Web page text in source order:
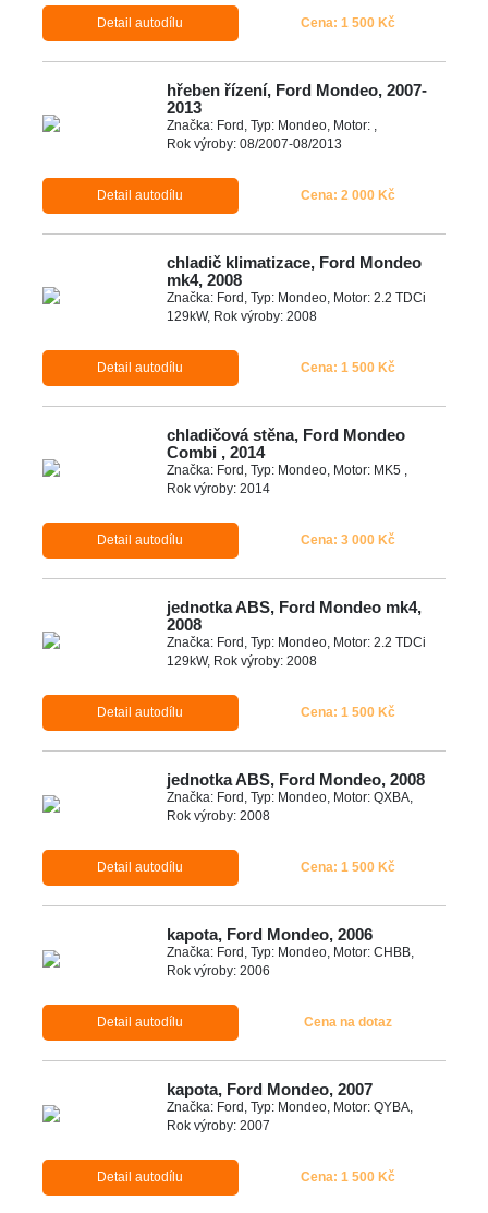
Detail autodílu Cena: 1 500 Kč
hřeben řízení, Ford Mondeo, 2007-
2013
Značka: Ford, Typ: Mondeo, Motor: ,
Rok výroby: 08/2007-08/2013
Detail autodílu Cena: 2 000 Kč
chladič klimatizace, Ford Mondeo
mk4, 2008
Značka: Ford, Typ: Mondeo, Motor: 2.2 TDCi
129kW, Rok výroby: 2008
Detail autodílu Cena: 1 500 Kč
chladičová stěna, Ford Mondeo
Combi , 2014
Značka: Ford, Typ: Mondeo, Motor: MK5 ,
Rok výroby: 2014
Detail autodílu Cena: 3 000 Kč
jednotka ABS, Ford Mondeo mk4,
2008
Značka: Ford, Typ: Mondeo, Motor: 2.2 TDCi
129kW, Rok výroby: 2008
Detail autodílu Cena: 1 500 Kč
jednotka ABS, Ford Mondeo, 2008
Značka: Ford, Typ: Mondeo, Motor: QXBA,
Rok výroby: 2008
Detail autodílu Cena: 1 500 Kč
kapota, Ford Mondeo, 2006
Značka: Ford, Typ: Mondeo, Motor: CHBB,
Rok výroby: 2006
Detail autodílu Cena na dotaz
kapota, Ford Mondeo, 2007
Značka: Ford, Typ: Mondeo, Motor: QYBA,
Rok výroby: 2007
Detail autodílu Cena: 1 500 Kč